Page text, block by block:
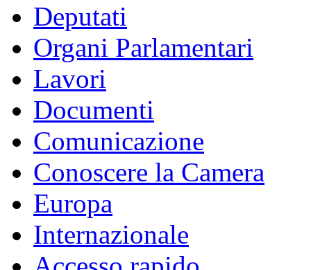
Deputati
Organi Parlamentari
Lavori
Documenti
Comunicazione
Conoscere la Camera
Europa
Internazionale